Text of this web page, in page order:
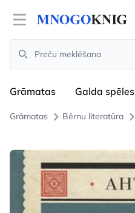
Open menu
Search
Grāmatas Galda spēles
Grāmatas Bērnu literatūra